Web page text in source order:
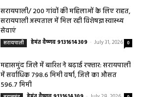
सरायपाली/ 200 गांवों की महिलाओं के लिए राहत,
सरायपाली अस्पताल में मिल रही विशेषज्ञ स्वास्थ्य
सेवाएं
सरायपाली हेमंत वैष्णव 9131614309 - July 31, 2026 0
महासमुंद जिले में बारिश ने बढ़ाई रफ्तार: सरायपाली
में सर्वाधिक 798.6 मिमी वर्षा, जिले का औसत
596.7 मिमी